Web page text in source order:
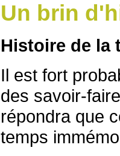
Un brin
Histoire de la
Il est fort
des savoir-
répondra que
temps